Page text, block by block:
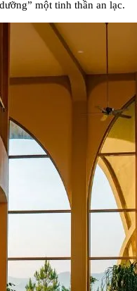
một tinh thần an lạc.